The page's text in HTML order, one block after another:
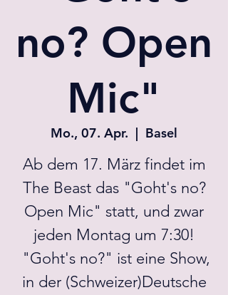
no? Open
Mic"
Mo., 07. Apr.
  |
Basel
Ab dem 17. März findet im
The Beast das "Goht's no?
Open Mic" statt, und zwar
jeden Montag um 7:30!
"Goht's no?" ist eine Show,
in der (Schweizer)Deutsche